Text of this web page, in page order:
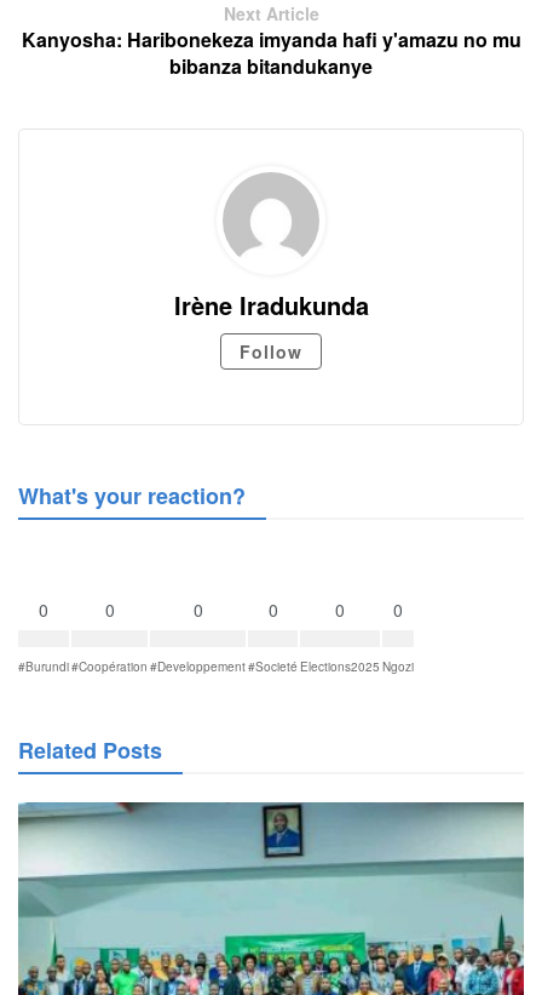
Next Article
Kanyosha: Haribonekeza imyanda hafi y'amazu no mu
bibanza bitandukanye
Irène Iradukunda
Follow
What's your reaction?
0
#Burundi
0
#Coopération
0
#Developpement
0
#Societé
0
Elections2025
0
Ngozi
Related Posts